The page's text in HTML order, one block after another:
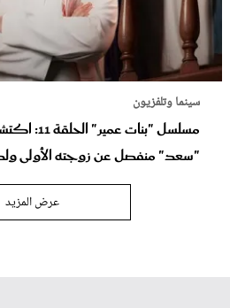
سينما وتلفزيون
مسلسل
"سعد" منفصل عن زوجته الأولى
عرض المزيد